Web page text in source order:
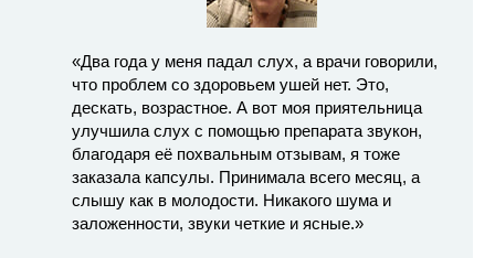
«Два года у меня падал слух, а врачи говорили,
что проблем со здоровьем ушей нет. Это,
дескать, возрастное. А вот моя приятельница
улучшила слух с помощью препарата звукон,
благодаря её похвальным отзывам, я тоже
заказала капсулы. Принимала всего месяц, а
слышу как в молодости. Никакого шума и
заложенности, звуки четкие и ясные.»